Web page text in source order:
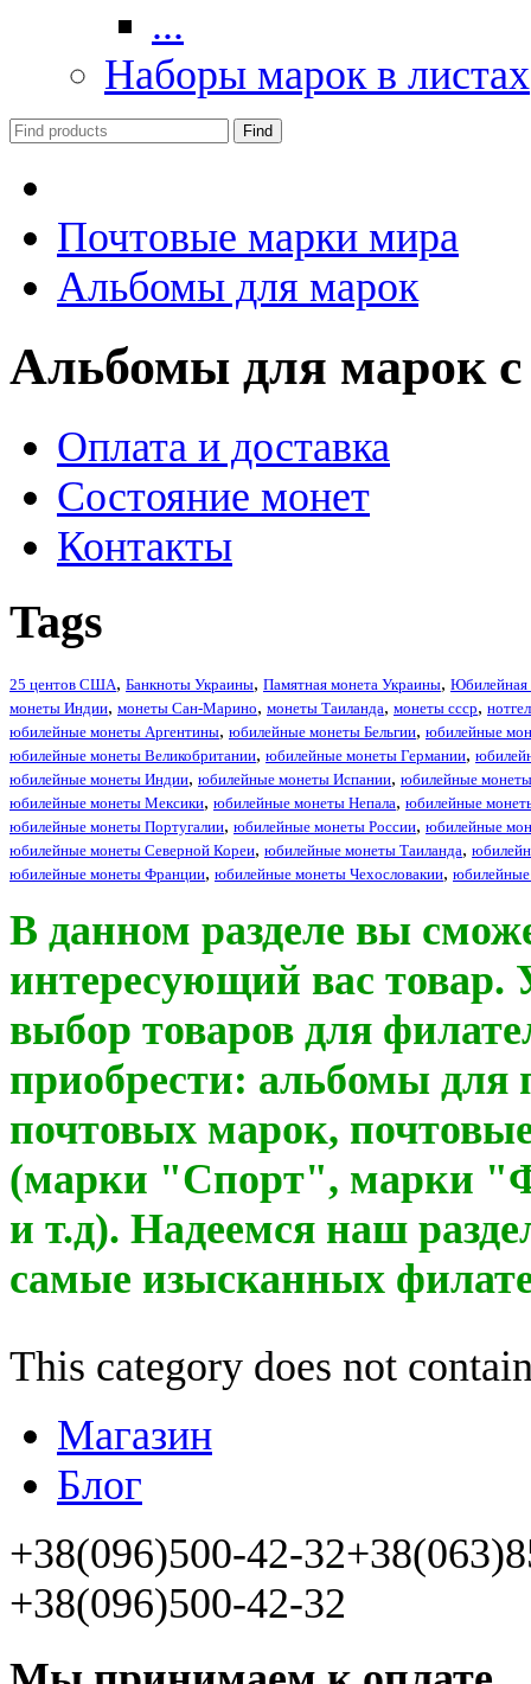
...
Наборы марок в листах
Почтовые марки мира
Альбомы для марок
Альбомы для марок
Оплата и доставка
Состояние монет
Контакты
Tags
25 центов США Банкноты Украины Памятная монета Украины Юбилейная
монеты Индии монеты Сан-Марино монеты Таиланда монеты ссср
юбилейные монеты Аргентины юбилейные монеты Бельгии юбилейные
юбилейные монеты Великобритании юбилейные монеты Германии
юбилейные монеты Индии юбилейные монеты Испании юбилейные
юбилейные монеты Мексики юбилейные монеты Непала юбилейные
юбилейные монеты Португалии юбилейные монеты России юбилейные
юбилейные монеты Северной Кореи юбилейные монеты Таиланда
юбилейные монеты Франции юбилейные монеты Чехословакии
В данном разделе вы
интересующий вас товар.
выбор товаров для
приобрести: альбомы для
почтовых марок,
(марки "Спорт", марки
и т.д). Надеемся наш
самые изысканных
This category does not
Магазин
Блог
+38(096)500-42-32
+38(096)500-42-32